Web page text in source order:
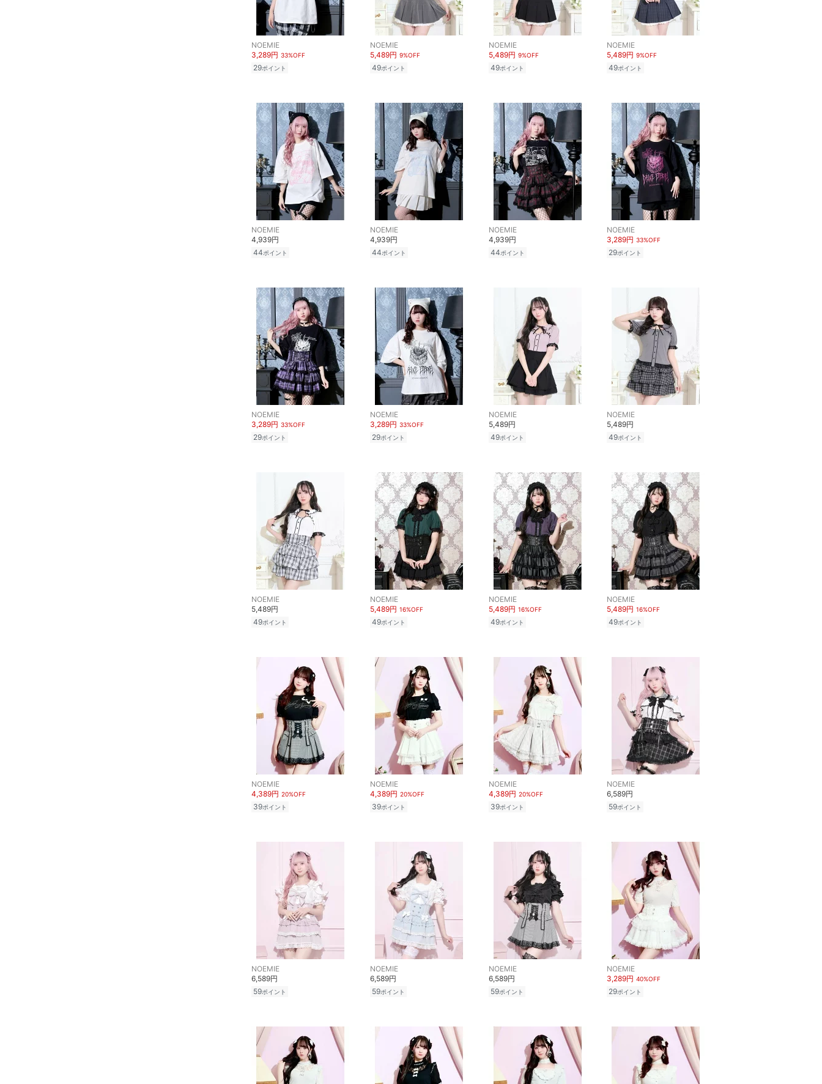
NOEMIE
3,289円 33%OFF
29ポイント
NOEMIE
5,489円 9%OFF
49ポイント
NOEMIE
5,489円 9%OFF
49ポイント
NOEMIE
5,489円 9%OFF
49ポイント
NOEMIE
4,939円
44ポイント
NOEMIE
4,939円
44ポイント
NOEMIE
4,939円
44ポイント
NOEMIE
3,289円 33%OFF
29ポイント
NOEMIE
3,289円 33%OFF
29ポイント
NOEMIE
3,289円 33%OFF
29ポイント
NOEMIE
5,489円
49ポイント
NOEMIE
5,489円
49ポイント
NOEMIE
5,489円
49ポイント
NOEMIE
5,489円 16%OFF
49ポイント
NOEMIE
5,489円 16%OFF
49ポイント
NOEMIE
5,489円 16%OFF
49ポイント
NOEMIE
4,389円 20%OFF
39ポイント
NOEMIE
4,389円 20%OFF
39ポイント
NOEMIE
4,389円 20%OFF
39ポイント
NOEMIE
6,589円
59ポイント
NOEMIE
6,589円
59ポイント
NOEMIE
6,589円
59ポイント
NOEMIE
6,589円
59ポイント
NOEMIE
3,289円 40%OFF
29ポイント